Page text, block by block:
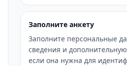
Заполните анкету
Заполните персональные
сведения и
если она нужна для